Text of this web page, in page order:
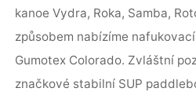
kanoe Vydra, Roka, Samba,
způsobem nabízíme
Gumotex Colorado. Zvláštní
značkové stabilní SUP